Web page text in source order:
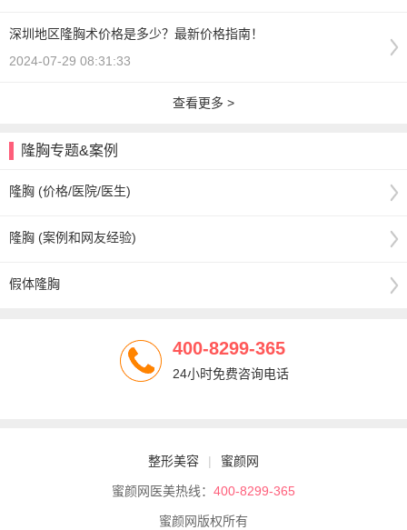
深圳地区隆胸术价格是多少？最新价格指南！
2024-07-29 08:31:33
查看更多 >
隆胸专题&案例
隆胸 (价格/医院/医生)
隆胸 (案例和网友经验)
假体隆胸
400-8299-365
24小时免费咨询电话
整形美容 | 蜜颜网
蜜颜网医美热线： 400-8299-365
蜜颜网版权所有